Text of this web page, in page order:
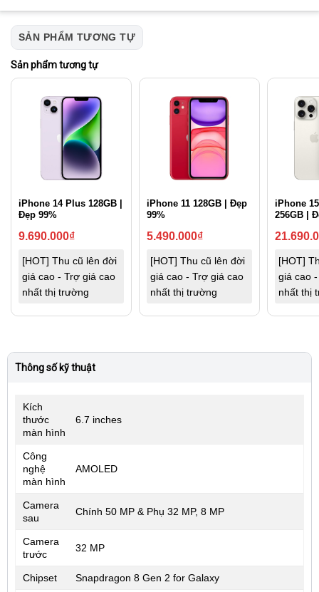
SẢN PHẨM TƯƠNG TỰ
Sản phẩm tương tự
iPhone 14 Plus 128GB |
Đẹp 99%
9.690.000₫
[HOT] Thu cũ lên đời
giá cao - Trợ giá cao
nhất thị trường
iPhone 11 128GB | Đẹp
99%
5.490.000₫
[HOT] Thu cũ lên đời
giá cao - Trợ giá cao
nhất thị trường
iPhone
256GB |
[HOT]
giá cao
nhất thị
Thông số kỹ thuật
Kích
thước
màn hình
6.7 inches
Công
nghệ
màn hình
AMOLED
Camera
sau
Chính 50 MP & Phụ 32 MP, 8 MP
Camera
trước
32 MP
Chipset Snapdragon 8 Gen 2 for Galaxy